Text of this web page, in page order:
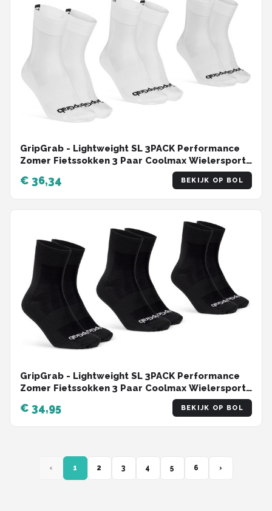
GripGrab - Lightweight SL 3PACK Performance
Zomer Fietssokken 3 Paar Coolmax Wielersport
Sokken Regular Cut - Wit - Unisex - Maat L (44-
47)
€ 36,34 BEKIJK OP BOL
GripGrab - Lightweight SL 3PACK Performance
Zomer Fietssokken 3 Paar Coolmax Wielersport
Sokken Regular Cut - Zwart - Unisex - Maat L
(44-47)
€ 34,95 BEKIJK OP BOL
‹ 1 2 3 4 5 6 ›